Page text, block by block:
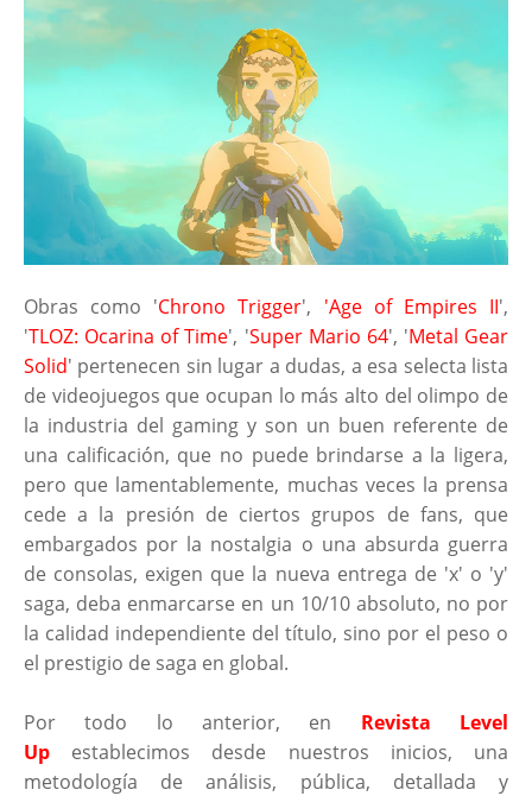
Obras como 'Chrono Trigger', 'Age of Empires II',
'TLOZ: Ocarina of Time', 'Super Mario 64', 'Metal Gear
Solid' pertenecen sin lugar a dudas, a esa selecta lista
de videojuegos que ocupan lo más alto del olimpo de
la industria del gaming y son un buen referente de
una calificación, que no puede brindarse a la ligera,
pero que lamentablemente, muchas veces la prensa
cede a la presión de ciertos grupos de fans, que
embargados por la nostalgia o una absurda guerra
de consolas, exigen que la nueva entrega de 'x' o 'y'
saga, deba enmarcarse en un 10/10 absoluto, no por
la calidad independiente del título, sino por el peso o
el prestigio de saga en global.
Por todo lo anterior, en Revista Level
Up establecimos desde nuestros inicios, una
metodología de análisis, pública, detallada y